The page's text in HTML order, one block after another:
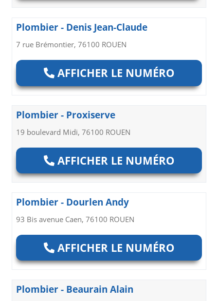
Plombier - Denis Jean-Claude
7 rue Brémontier, 76100 ROUEN
AFFICHER LE NUMÉRO
Plombier - Proxiserve
19 boulevard Midi, 76100 ROUEN
AFFICHER LE NUMÉRO
Plombier - Dourlen Andy
93 Bis avenue Caen, 76100 ROUEN
AFFICHER LE NUMÉRO
Plombier - Beaurain Alain